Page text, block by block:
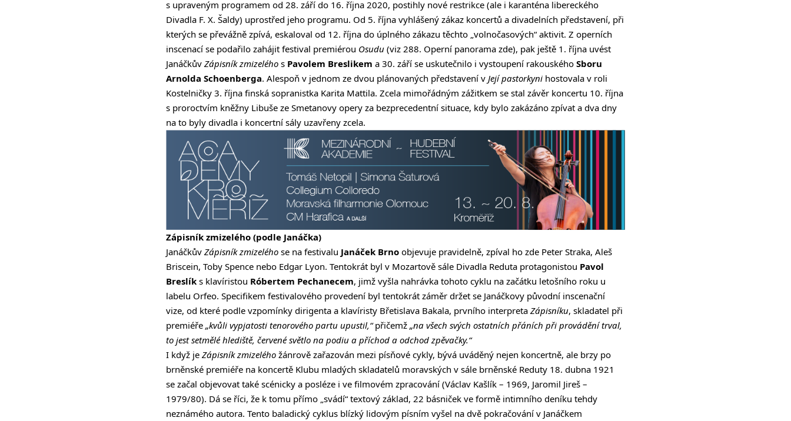
s upraveným programem od 28. září do 16. října 2020, postihly nové restrikce (ale i karanténa libereckého
Divadla F. X. Šaldy) uprostřed jeho programu. Od 5. října vyhlášený zákaz koncertů a divadelních představení, při
kterých se převážně zpívá, eskaloval od 12. října do úplného zákazu těchto „volnočasových“ aktivit. Z operních
inscenací se podařilo zahájit festival premiérou Osudu (viz 288. Operní panorama zde), pak ještě 1. října uvést
Janáčkův Zápisník zmizelého s Pavolem Breslikem a 30. září se uskutečnilo i vystoupení rakouského Sboru
Arnolda Schoenberga. Alespoň v jednom ze dvou plánovaných představení v Její pastorkyni hostovala v roli
Kostelničky 3. října finská sopranistka Karita Mattila. Zcela mimořádným zážitkem se stal závěr koncertu 10. října
s proroctvím kněžny Libuše ze Smetanovy opery za bezprecedentní situace, kdy bylo zakázáno zpívat a dva dny
na to byly divadla i koncertní sály uzavřeny zcela.
Zápisník zmizelého (podle Janáčka)
Janáčkův Zápisník zmizelého se na festivalu Janáček Brno objevuje pravidelně, zpíval ho zde Peter Straka, Aleš
Briscein, Toby Spence nebo Edgar Lyon. Tentokrát byl v Mozartově sále Divadla Reduta protagonistou Pavol
Breslík s klavíristou Róbertem Pechanecem, jimž vyšla nahrávka tohoto cyklu na začátku letošního roku u
labelu Orfeo. Specifikem festivalového provedení byl tentokrát záměr držet se Janáčkovy původní inscenační
vize, od které podle vzpomínky dirigenta a klavíristy Břetislava Bakala, prvního interpreta Zápisníku, skladatel při
premiéře „kvůli vypjatosti tenorového partu upustil,“přičemž „na všech svých ostatních přáních při provádění trval,
to jest setmělé hlediště, červené světlo na podiu a příchod a odchod zpěvačky.“
I když je Zápisník zmizelého žánrově zařazován mezi písňové cykly, bývá uváděný nejen koncertně, ale brzy po
brněnské premiéře na koncertě Klubu mladých skladatelů moravských v sále brněnské Reduty 18. dubna 1921
se začal objevovat také scénicky a posléze i ve filmovém zpracování (Václav Kašlík – 1969, Jaromil Jireš –
1979/80). Dá se říci, že k tomu přímo „svádí“ textový základ, 22 básniček ve formě intimního deníku tehdy
neznámého autora. Tento baladický cyklus blízký lidovým písním vyšel na dvě pokračování v Janáčkem